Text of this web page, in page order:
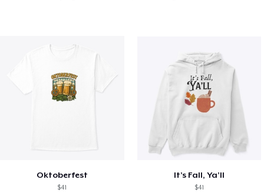
Oktoberfest
$41
It’s Fall, Ya’ll
$41